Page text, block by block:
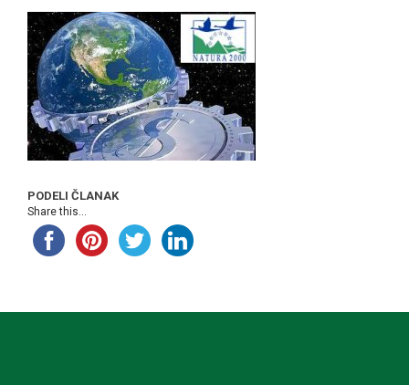
PODELI ČLANAK
Share this...